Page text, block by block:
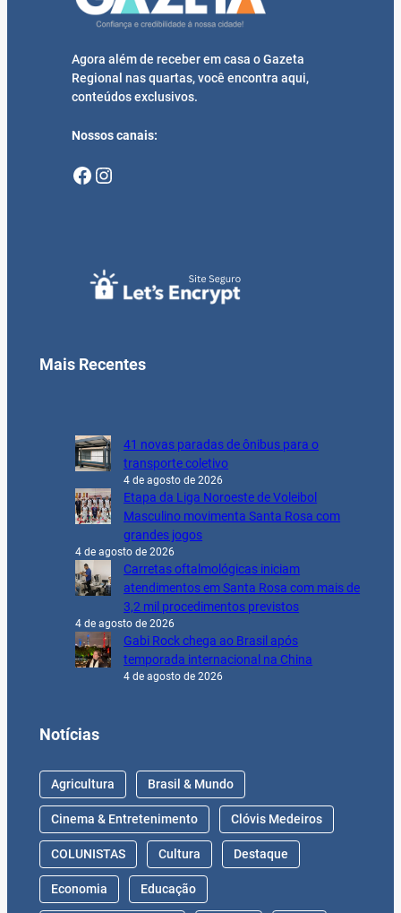
Agora além de receber em casa o Gazeta
Regional nas quartas, você encontra aqui,
conteúdos exclusivos.
Nossos canais:
Facebook Instagram
Mais Recentes
41 novas paradas de ônibus para o
transporte coletivo
4 de agosto de 2026
Etapa da Liga Noroeste de Voleibol
Masculino movimenta Santa Rosa com
grandes jogos
4 de agosto de 2026
Carretas oftalmológicas iniciam
atendimentos em Santa Rosa com mais de
3,2 mil procedimentos previstos
4 de agosto de 2026
Gabi Rock chega ao Brasil após
temporada internacional na China
4 de agosto de 2026
Notícias
Agricultura Brasil & Mundo
Cinema & Entretenimento Clóvis Medeiros
COLUNISTAS Cultura Destaque
Economia Educação